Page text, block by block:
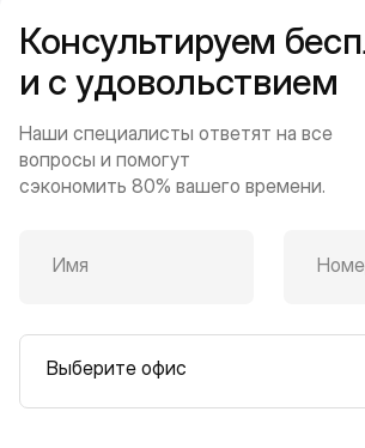
Консультируем
и с удовольствием
Наши специалисты ответят на все
вопросы и помогут
сэкономить 80% вашего времени.
Имя
Выберите офис